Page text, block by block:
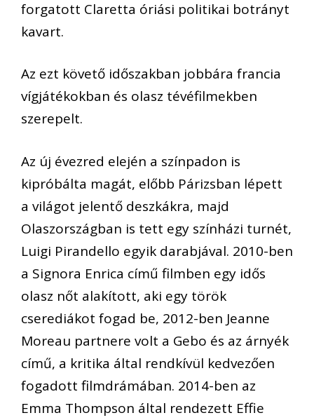
forgatott Claretta óriási politikai botrányt
kavart.
Az ezt követő időszakban jobbára francia
vígjátékokban és olasz tévéfilmekben
szerepelt.
Az új évezred elején a színpadon is
kipróbálta magát, előbb Párizsban lépett
a világot jelentő deszkákra, majd
Olaszországban is tett egy színházi turnét,
Luigi Pirandello egyik darabjával. 2010-ben
a Signora Enrica című filmben egy idős
olasz nőt alakított, aki egy török
cserediákot fogad be, 2012-ben Jeanne
Moreau partnere volt a Gebo és az árnyék
című, a kritika által rendkívül kedvezően
fogadott filmdrámában. 2014-ben az
Emma Thompson által rendezett Effie